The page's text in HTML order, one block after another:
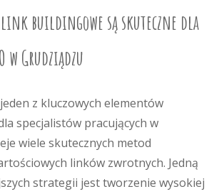
buildingowe są skuteczne dla
w Grudziądzu
z kluczowych elementów
specjalistów pracujących w
wiele skutecznych metod
linków zwrotnych. Jedną
strategii jest tworzenie wysokiej